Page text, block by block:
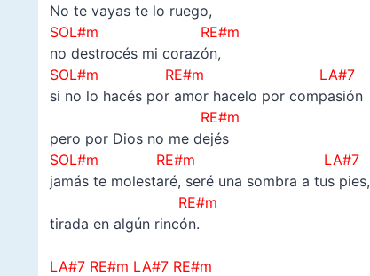
No te vayas te lo ruego,
SOL#m RE#m
no destrocés mi corazón,
SOL#m RE#m LA#7
si no lo hacés por amor hacelo por compasión
RE#m
pero por Dios no me dejés
SOL#m RE#m LA#7
jamás te molestaré, seré una sombra a tus pies,
RE#m
tirada en algún rincón.
LA#7 RE#m LA#7 RE#m